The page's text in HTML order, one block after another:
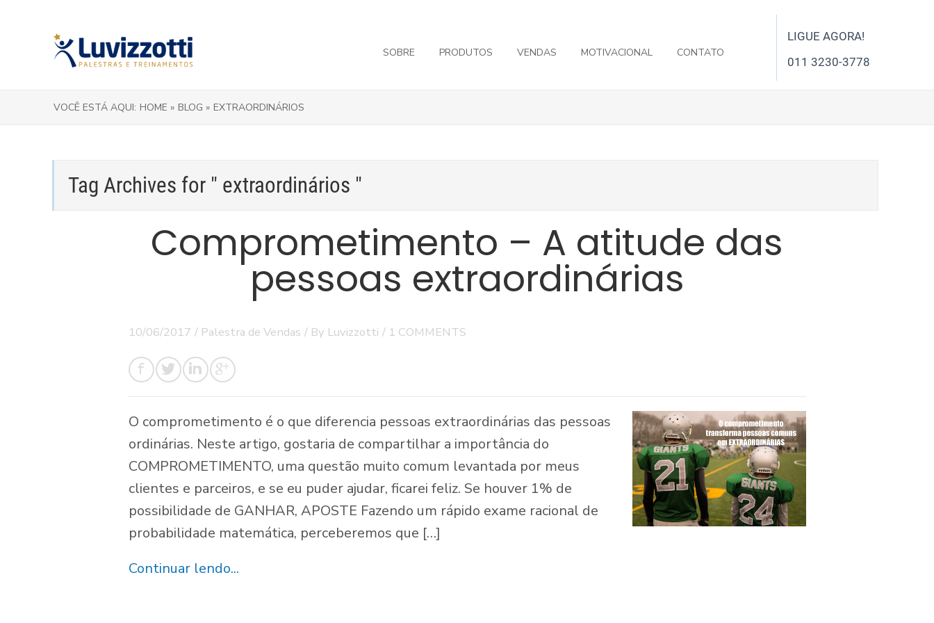
SOBRE PRODUTOS VENDAS MOTIVACIONAL CONTATO
LIGUE AGORA!
011 3230-3778
VOCÊ ESTÁ AQUI: HOME » BLOG » EXTRAORDINÁRIOS
Tag Archives for " extraordinários "
Comprometimento – A atitude das
pessoas extraordinárias
10/06/2017 / Palestra de Vendas / By Luvizzotti / 1 COMMENTS
O comprometimento é o que diferencia pessoas extraordinárias das pessoas
ordinárias. Neste artigo, gostaria de compartilhar a importância do
COMPROMETIMENTO, uma questão muito comum levantada por meus
clientes e parceiros, e se eu puder ajudar, ficarei feliz. Se houver 1% de
possibilidade de GANHAR, APOSTE Fazendo um rápido exame racional de
probabilidade matemática, perceberemos que […]
Continuar lendo...